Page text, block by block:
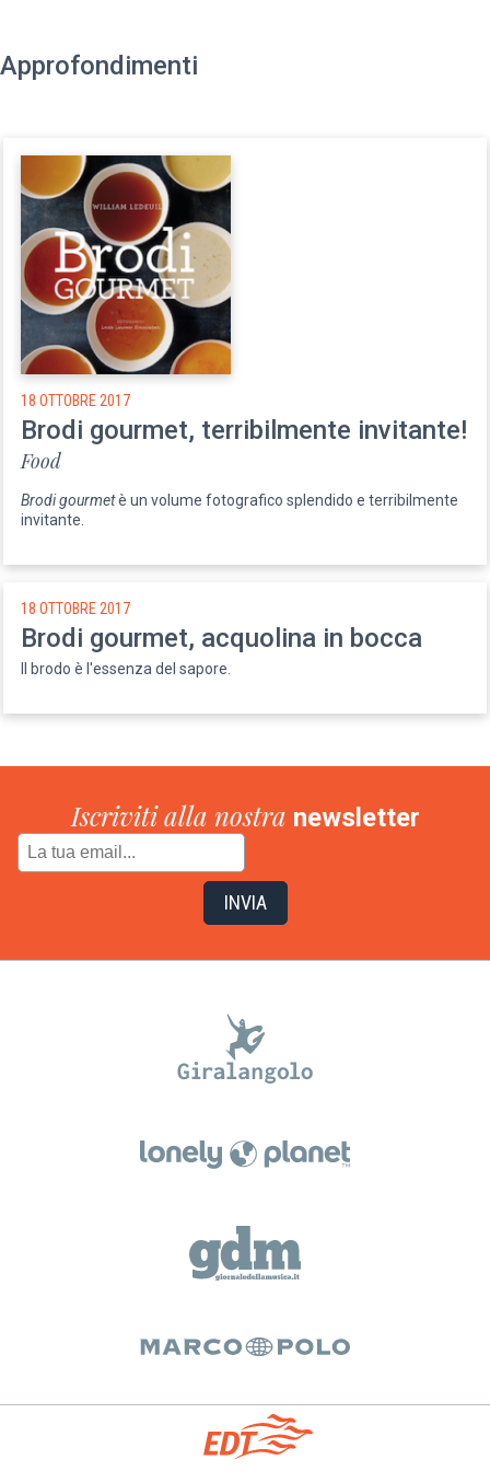
Approfondimenti
18 OTTOBRE 2017
Brodi gourmet, terribilmente invitante!
Food
Brodi gourmetè un volume fotografico splendido e terribilmente
invitante.
18 OTTOBRE 2017
Brodi gourmet, acquolina in bocca
Il brodo è l'essenza del sapore.
Iscriviti alla nostra newsletter